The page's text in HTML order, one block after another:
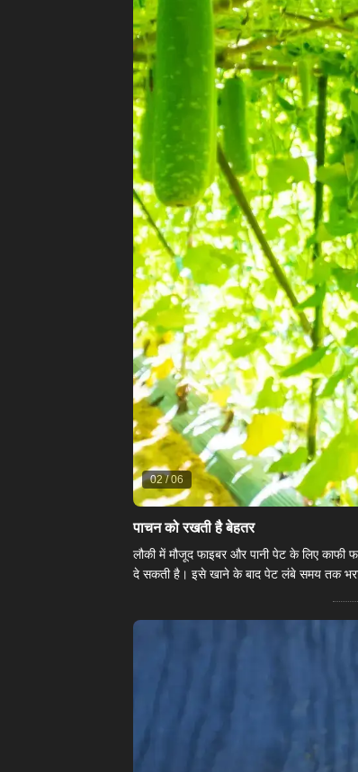
02 /06
​पाचन को रखती है बेहतर​
लौकी में मौजूद फाइबर और पानी पेट के लिए काफी
दे सकती है। इसे खाने के बाद पेट लंबे समय तक